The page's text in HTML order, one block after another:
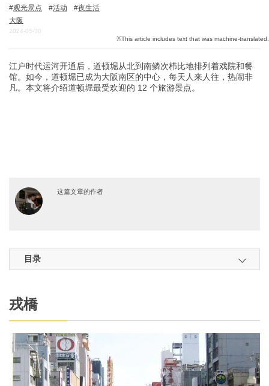
联系我们
网站营运公司
观光景点 活动
夜生活
大阪
2024-05-30
江户时代运河开通后，道顿堀从北到南鳞次栉比地排列着戏院和餐
馆。如今，道顿堀已成为大阪南区的中心，每天人来人往，热闹非
凡。本文将介绍道顿堀最受欢迎的 12 个旅游景点。
这篇文章的作者
目录
戎橋